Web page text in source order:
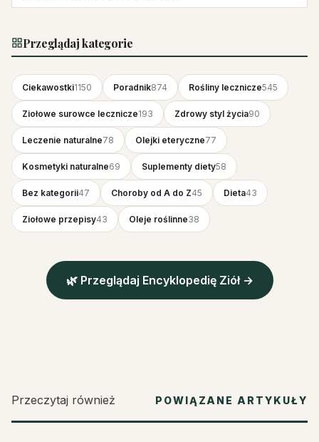
Przeglądaj kategorie
Ciekawostki1150 Poradnik874 Rośliny lecznicze545
Ziołowe surowce lecznicze193 Zdrowy styl życia90
Leczenie naturalne78 Olejki eteryczne77
Kosmetyki naturalne69 Suplementy diety58
Bez kategorii47 Choroby od A do Z45 Dieta43
Ziołowe przepisy43 Oleje roślinne38
🌿 Przeglądaj Encyklopedię Ziół →
Przeczytaj również POWIĄZANE ARTYKUŁY